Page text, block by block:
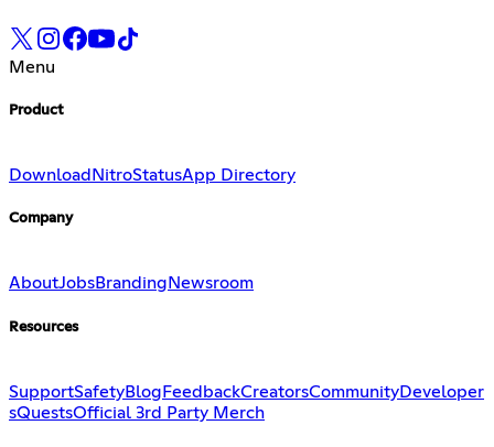
Menu
Product
Download NitroStatusApp Directory
Company
AboutJobsBranding Newsroom
Resources
SupportSafetyBlog FeedbackCreatorsCommunityDeveloper
sQuestsOfficial 3rd Party Merch